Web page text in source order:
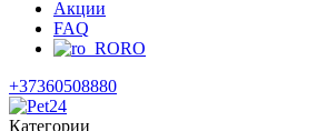
Акции
FAQ
RO
+37360508880
Категории